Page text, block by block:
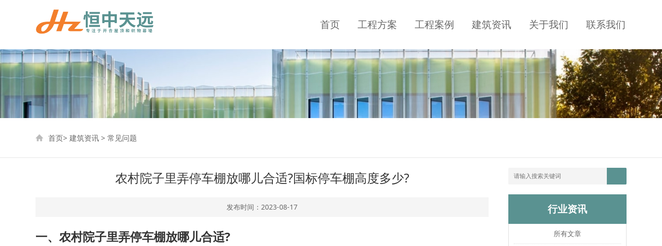
首页 工程方案 工程案例 建筑资讯 关于我们 联系我们
首页> 建筑资讯 > 常见问题
农村院子里弄停车棚放哪儿合适?国标停车棚高度多少?
发布时间： 2023-08-17
一、农村院子里弄停车棚放哪儿合适?
行业资讯
所有文章